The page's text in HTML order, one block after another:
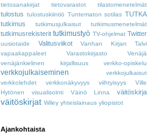
tietosanakirjat tietovarastot tilastomenetelmät
tulostus tulostuskiintiö Tuntematon sotilas TUTKA
tutkimus
tutkimusjulkaisut tutkimusmenetelmät
tutkimusrekisterit tutkimustyö TV-ohjelmat Twitter
uusiotaide Valitusviikot
Vanhan Kirjan Talvi
vapaakappaleet
Varastokirjasto
Venäjä
venäjänkielinen kirjallisuus
verkko-opiskelu
verkkojulkaiseminen
verkkojulkaisut
verkkolehdet
verkkonäkyvyys viihtyisyys
Ville
Hytönen
visualisointi Väinö Linna väitöskirja
väitöskirjat Wiley yhteislainaus yliopistot
Ajankohtaista